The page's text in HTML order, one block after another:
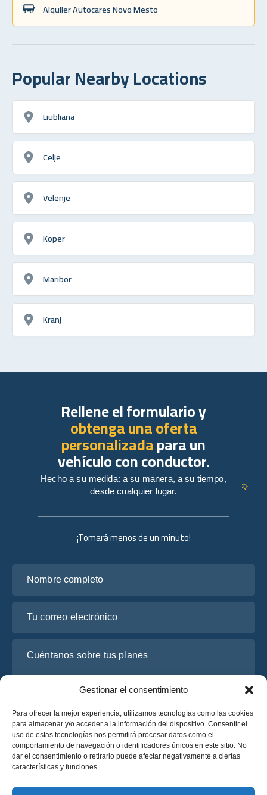
Gestionar el consentimiento
Para ofrecer la mejor experiencia, utilizamos tecnologías como las cookies
para almacenar y/o acceder a la información del dispositivo. Consentir el
uso de estas tecnologías nos permitirá procesar datos como el
comportamiento de navegación o identificadores únicos en este sitio. No
dar el consentimiento o retirarlo puede afectar negativamente a ciertas
características y funciones.
Alquiler Autocares Novo Mesto
Popular Nearby Locations
Liubliana
Celje
Velenje
Koper
Maribor
Kranj
¡Tomará menos de un minuto!
He leído y acepto la
Rellene el formulario y
obtenga una oferta
personalizadapara un
vehículo con conductor.
Hecho a su medida: a su manera, a su tiempo,
desde cualquier lugar.